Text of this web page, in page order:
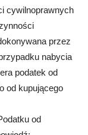
cywilnoprawnych
przez
nabycia
podatek od
od kupującego
od